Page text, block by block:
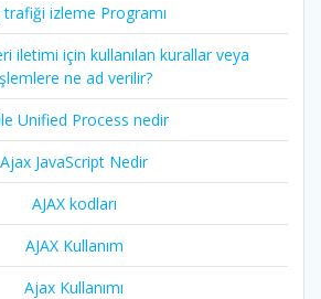
trafiği izleme Programı
iletimi için kullanılan kurallar veya
ne ad verilir?
Unified Process nedir
Ajax JavaScript Nedir
AJAX kodları
AJAX Kullanım
Ajax Kullanımı